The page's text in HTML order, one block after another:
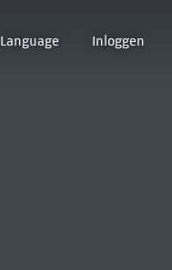
Language Inloggen